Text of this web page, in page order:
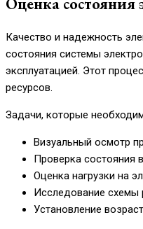
Качество и надежность
состояния системы
эксплуатацией. Этот
ресурсов.
Задачи, которые
Визуальный осмотр
Проверка состояния
Оценка нагрузки на
Исследование схемы
Установление